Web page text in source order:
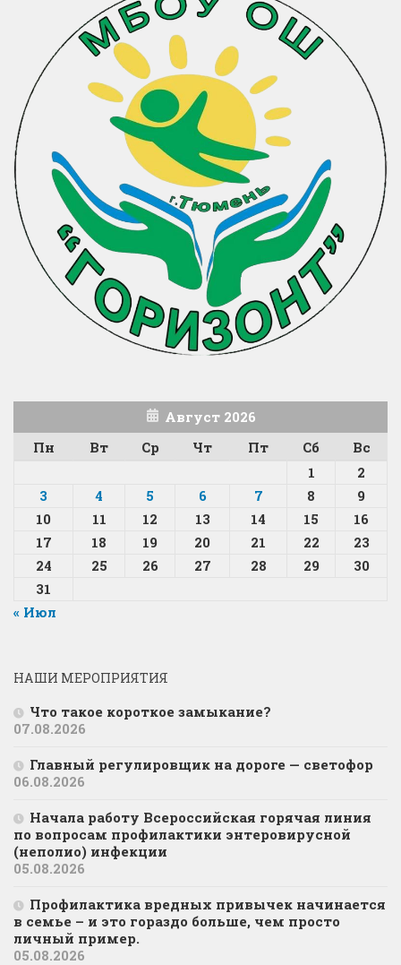
Август 2026
Пн
Вт Ср Чт Пт Сб
Вс
1
2
3
4 5 6 7 8
9
10
11 12 13 14 15
16
17
18 19 20 21 22
23
24
25 26 27 28 29
30
31
« Июл
НАШИ МЕРОПРИЯТИЯ
Что такое короткое замыкание?
07.08.2026
Главный регулировщик на дороге — светофор
06.08.2026
Начала работу Всероссийская горячая линия
по вопросам профилактики энтеровирусной
(неполио) инфекции
05.08.2026
Профилактика вредных привычек начинается
в семье – и это гораздо больше, чем просто
личный пример.
05.08.2026